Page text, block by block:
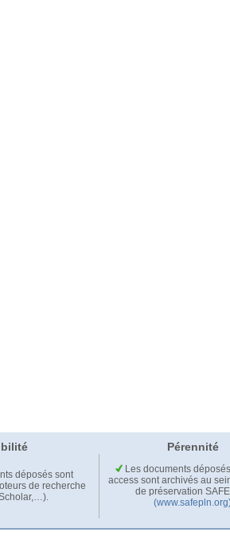
Pérennité
déposés sont
de recherche
Les documents
access sont archivés au
de préservation